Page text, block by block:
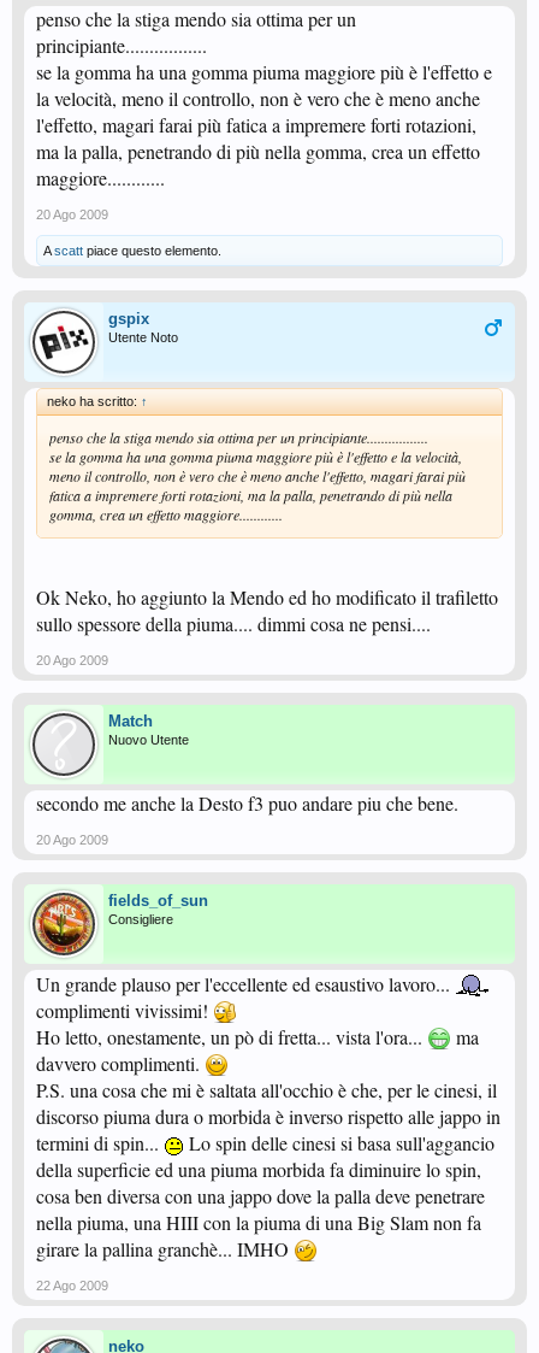
penso che la stiga mendo sia ottima per un
principiante.................
se la gomma ha una gomma piuma maggiore più è l'effetto e
la velocità, meno il controllo, non è vero che è meno anche
l'effetto, magari farai più fatica a impremere forti rotazioni,
ma la palla, penetrando di più nella gomma, crea un effetto
maggiore............
20 Ago 2009
Ascatt piace questo elemento.
gspix
Utente Noto
neko ha scritto: ↑
penso che la stiga mendo sia ottima per un principiante.................
se la gomma ha una gomma piuma maggiore più è l'effetto e la velocità,
meno il controllo, non è vero che è meno anche l'effetto, magari farai più
fatica a impremere forti rotazioni, ma la palla, penetrando di più nella
gomma, crea un effetto maggiore............
Ok Neko, ho aggiunto la Mendo ed ho modificato il trafiletto
sullo spessore della piuma.... dimmi cosa ne pensi....
20 Ago 2009
Match
Nuovo Utente
secondo me anche la Desto f3 puo andare piu che bene.
20 Ago 2009
fields_of_sun
Consigliere
Un grande plauso per l'eccellente ed esaustivo lavoro...
complimenti vivissimi!
Ho letto, onestamente, un pò di fretta... vista l'ora...
ma
davvero complimenti.
P.S. una cosa che mi è saltata all'occhio è che, per le cinesi, il
discorso piuma dura o morbida è inverso rispetto alle jappo in
termini di spin...
Lo spin delle cinesi si basa sull'aggancio
della superficie ed una piuma morbida fa diminuire lo spin,
cosa ben diversa con una jappo dove la palla deve penetrare
nella piuma, una HIII con la piuma di una Big Slam non fa
girare la pallina granchè... IMHO
22 Ago 2009
neko